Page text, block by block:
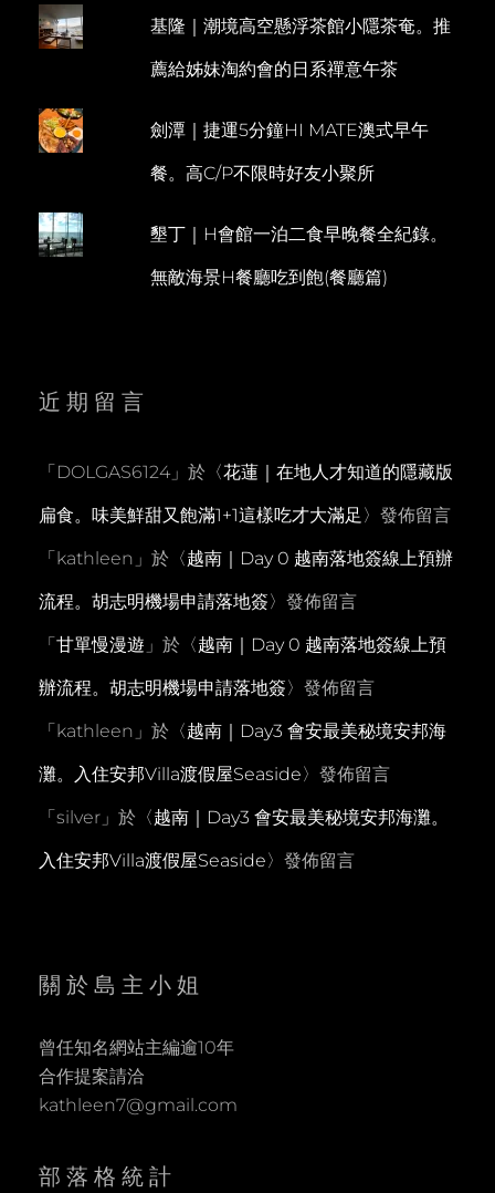
基隆｜潮境高空懸浮茶館小隱茶奄。推
薦給姊妹淘約會的日系禪意午茶
劍潭｜捷運5分鐘HI MATE澳式早午
餐。高C/P不限時好友小聚所
墾丁｜H會館一泊二食早晚餐全紀錄。
無敵海景H餐廳吃到飽(餐廳篇)
近期留言
「DOLGAS6124」於〈花蓮｜在地人才知道的隱藏版
扁食。味美鮮甜又飽滿1+1這樣吃才大滿足 〉發佈留言
「kathleen 」於〈越南｜Day 0 越南落地簽線上預辦
流程。胡志明機場申請落地簽〉發佈留言
「甘單慢漫遊 」於〈越南｜Day 0 越南落地簽線上預
辦流程。胡志明機場申請落地簽〉發佈留言
「kathleen 」於〈越南｜Day3 會安最美秘境安邦海
灘。入住安邦Villa渡假屋Seaside〉發佈留言
「silver 」於〈越南｜Day3 會安最美秘境安邦海灘。
入住安邦Villa渡假屋Seaside〉發佈留言
關於島主小姐
曾任知名網站主編逾10年
合作提案請洽
kathleen7@gmail.com
部落格統計